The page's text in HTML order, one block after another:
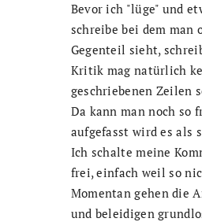
Bevor ich "lüge" und
schreibe bei dem man
Gegenteil sieht,
Kritik mag natürlich
geschriebenen Zeilen
Da kann man noch so
aufgefasst wird es als
Ich schalte meine
frei, einfach weil so
Momentan gehen die
und beleidigen